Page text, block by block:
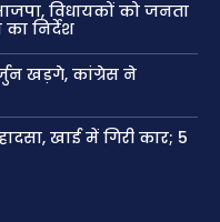
विधायकों को जनता
निर्देश
खड़गे, कांग्रेस ने
खाई में गिरी कार; 5